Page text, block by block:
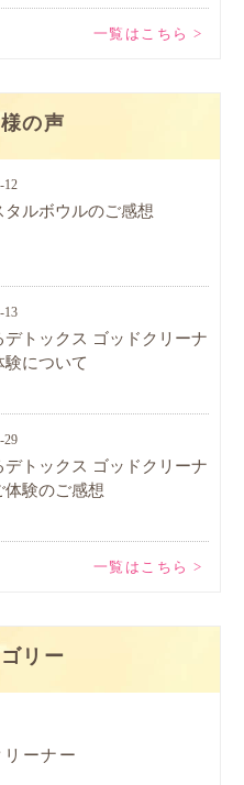
一覧はこちら >
の声
12
タルボウルのご感想
13
デトックス ゴッドクリーナ
験について
29
デトックス ゴッドクリーナ
体験のご感想
一覧はこちら >
リー
ーナー